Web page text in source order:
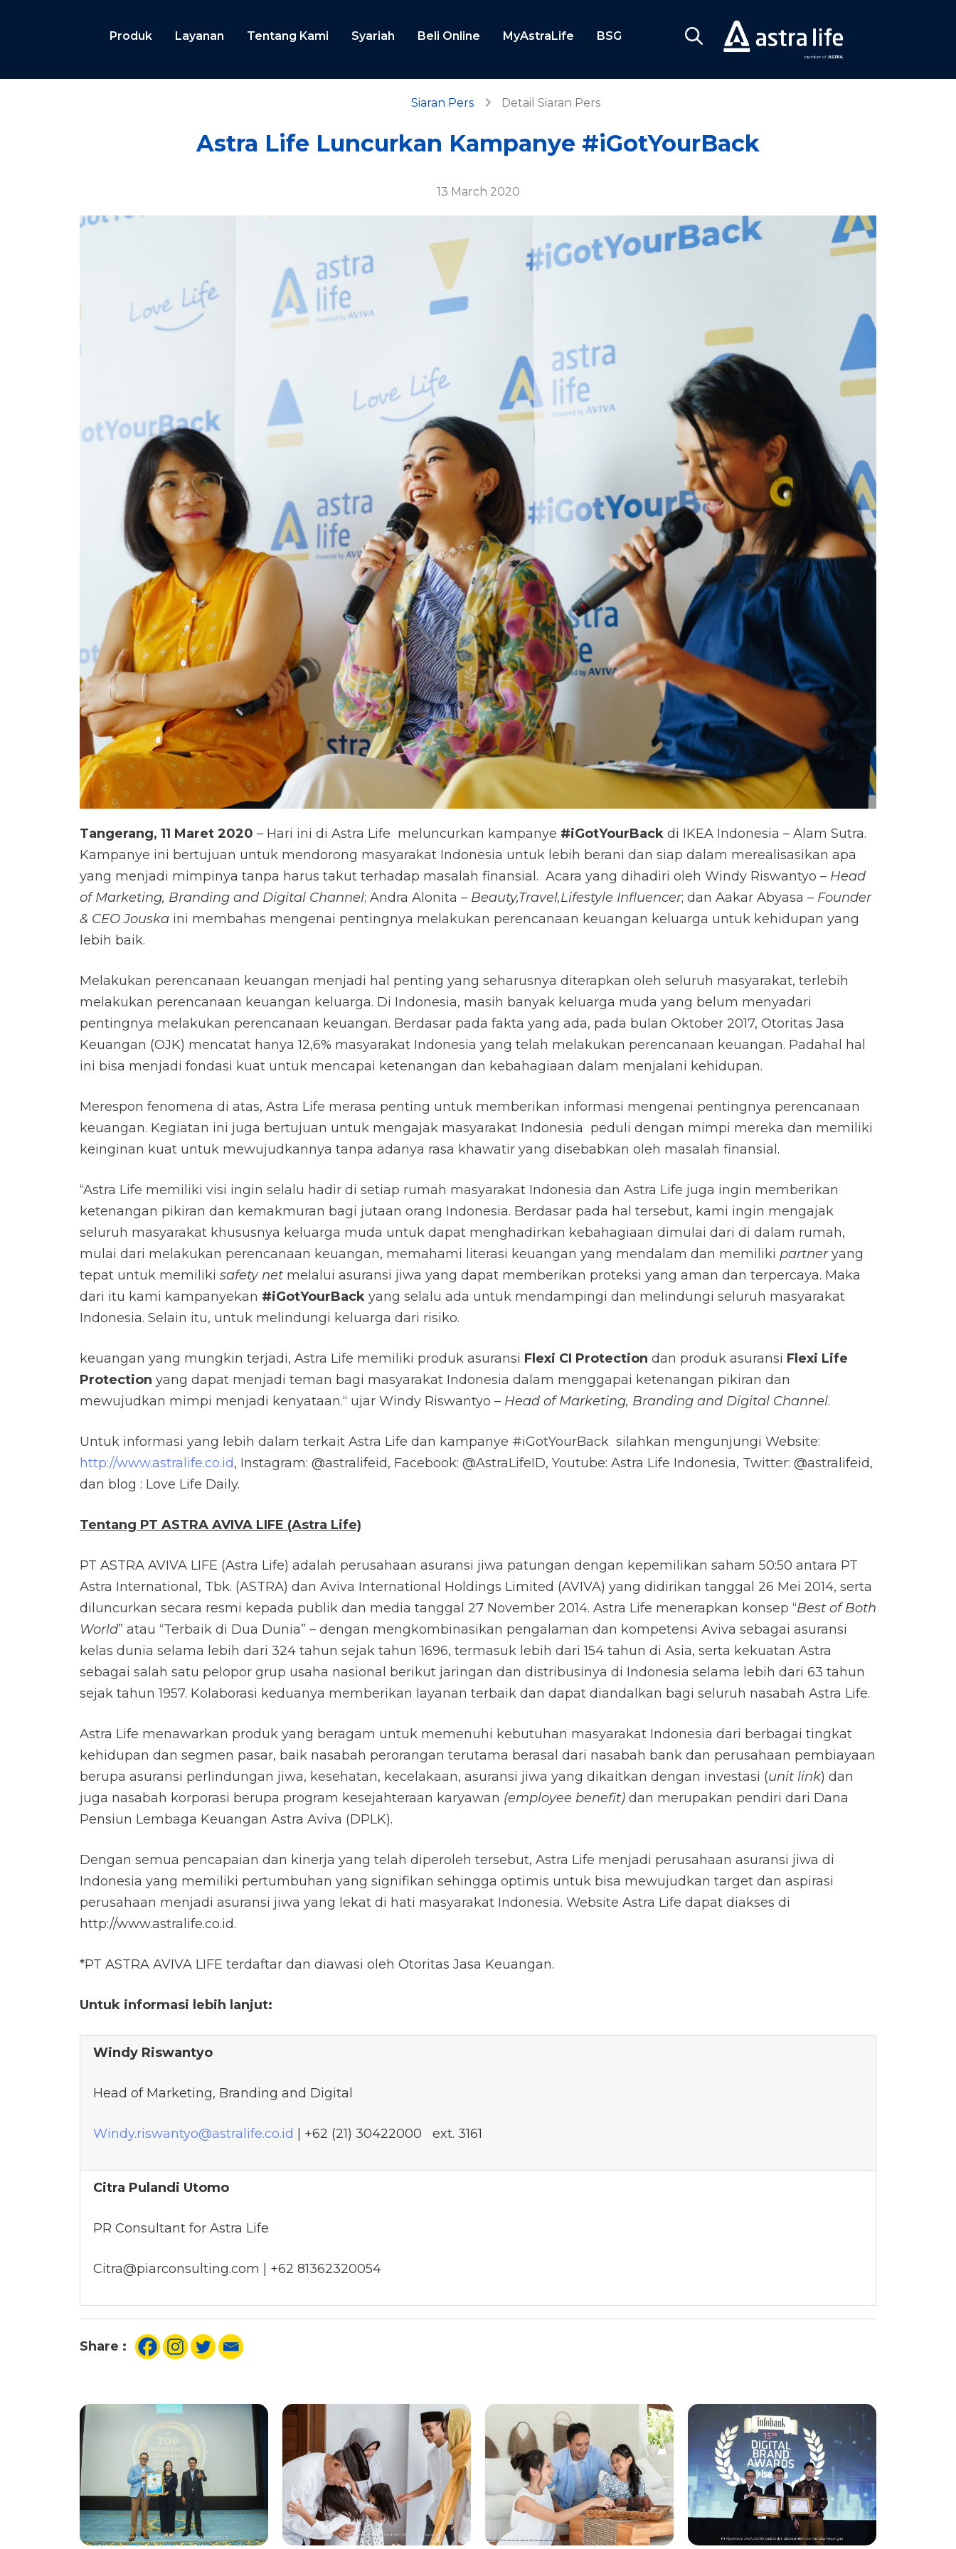
Produk Layanan Tentang Kami Syariah Beli Online MyAstraLife BSG
Siaran Pers Detail Siaran Pers
Astra Life Luncurkan Kampanye #iGotYourBack
13 March 2020
Tangerang, 11 Maret 2020 – Hari ini di Astra Life meluncurkan kampanye #iGotYourBack di IKEA Indonesia – Alam Sutra.
Kampanye ini bertujuan untuk mendorong masyarakat Indonesia untuk lebih berani dan siap dalam merealisasikan apa
yang menjadi mimpinya tanpa harus takut terhadap masalah finansial. Acara yang dihadiri oleh Windy Riswantyo – Head
of Marketing, Branding and Digital Channel; Andra Alonita – Beauty,Travel,Lifestyle Influencer; dan Aakar Abyasa – Founder
& CEO Jouska ini membahas mengenai pentingnya melakukan perencanaan keuangan keluarga untuk kehidupan yang
lebih baik.
Melakukan perencanaan keuangan menjadi hal penting yang seharusnya diterapkan oleh seluruh masyarakat, terlebih
melakukan perencanaan keuangan keluarga. Di Indonesia, masih banyak keluarga muda yang belum menyadari
pentingnya melakukan perencanaan keuangan. Berdasar pada fakta yang ada, pada bulan Oktober 2017, Otoritas Jasa
Keuangan (OJK) mencatat hanya 12,6% masyarakat Indonesia yang telah melakukan perencanaan keuangan. Padahal hal
ini bisa menjadi fondasi kuat untuk mencapai ketenangan dan kebahagiaan dalam menjalani kehidupan.
Merespon fenomena di atas, Astra Life merasa penting untuk memberikan informasi mengenai pentingnya perencanaan
keuangan. Kegiatan ini juga bertujuan untuk mengajak masyarakat Indonesia peduli dengan mimpi mereka dan memiliki
keinginan kuat untuk mewujudkannya tanpa adanya rasa khawatir yang disebabkan oleh masalah finansial.
“Astra Life memiliki visi ingin selalu hadir di setiap rumah masyarakat Indonesia dan Astra Life juga ingin memberikan
ketenangan pikiran dan kemakmuran bagi jutaan orang Indonesia. Berdasar pada hal tersebut, kami ingin mengajak
seluruh masyarakat khususnya keluarga muda untuk dapat menghadirkan kebahagiaan dimulai dari di dalam rumah,
mulai dari melakukan perencanaan keuangan, memahami literasi keuangan yang mendalam dan memiliki partneryang
tepat untuk memiliki safety net melalui asuransi jiwa yang dapat memberikan proteksi yang aman dan terpercaya. Maka
dari itu kami kampanyekan #iGotYourBack yang selalu ada untuk mendampingi dan melindungi seluruh masyarakat
Indonesia. Selain itu, untuk melindungi keluarga dari risiko.
keuangan yang mungkin terjadi, Astra Life memiliki produk asuransi Flexi CI Protection dan produk asuransi Flexi Life
Protection yang dapat menjadi teman bagi masyarakat Indonesia dalam menggapai ketenangan pikiran dan
mewujudkan mimpi menjadi kenyataan.“ ujar Windy Riswantyo – Head of Marketing, Branding and Digital Channel.
Untuk informasi yang lebih dalam terkait Astra Life dan kampanye #iGotYourBack silahkan mengunjungi Website:
http://www.astralife.co.id, Instagram: @astralifeid, Facebook: @AstraLifeID, Youtube: Astra Life Indonesia, Twitter: @astralifeid,
dan blog : Love Life Daily.
Tentang PT ASTRA AVIVA LIFE (Astra Life)
PT ASTRA AVIVA LIFE (Astra Life) adalah perusahaan asuransi jiwa patungan dengan kepemilikan saham 50:50 antara PT
Astra International, Tbk. (ASTRA) dan Aviva International Holdings Limited (AVIVA) yang didirikan tanggal 26 Mei 2014, serta
diluncurkan secara resmi kepada publik dan media tanggal 27 November 2014. Astra Life menerapkan konsep “Best of Both
World” atau “Terbaik di Dua Dunia” – dengan mengkombinasikan pengalaman dan kompetensi Aviva sebagai asuransi
kelas dunia selama lebih dari 324 tahun sejak tahun 1696, termasuk lebih dari 154 tahun di Asia, serta kekuatan Astra
sebagai salah satu pelopor grup usaha nasional berikut jaringan dan distribusinya di Indonesia selama lebih dari 63 tahun
sejak tahun 1957. Kolaborasi keduanya memberikan layanan terbaik dan dapat diandalkan bagi seluruh nasabah Astra Life.
Astra Life menawarkan produk yang beragam untuk memenuhi kebutuhan masyarakat Indonesia dari berbagai tingkat
kehidupan dan segmen pasar, baik nasabah perorangan terutama berasal dari nasabah bank dan perusahaan pembiayaan
berupa asuransi perlindungan jiwa, kesehatan, kecelakaan, asuransi jiwa yang dikaitkan dengan investasi (unit link) dan
juga nasabah korporasi berupa program kesejahteraan karyawan (employee benefit) dan merupakan pendiri dari Dana
Pensiun Lembaga Keuangan Astra Aviva (DPLK).
Dengan semua pencapaian dan kinerja yang telah diperoleh tersebut, Astra Life menjadi perusahaan asuransi jiwa di
Indonesia yang memiliki pertumbuhan yang signifikan sehingga optimis untuk bisa mewujudkan target dan aspirasi
perusahaan menjadi asuransi jiwa yang lekat di hati masyarakat Indonesia. Website Astra Life dapat diakses di
http://www.astralife.co.id.
*PT ASTRA AVIVA LIFE terdaftar dan diawasi oleh Otoritas Jasa Keuangan.
Untuk informasi lebih lanjut:
Windy Riswantyo
Head of Marketing, Branding and Digital
Windy.riswantyo@astralife.co.id | +62 (21) 30422000 ext. 3161
Citra Pulandi Utomo
PR Consultant for Astra Life
Citra@piarconsulting.com | +62 81362320054
Share :